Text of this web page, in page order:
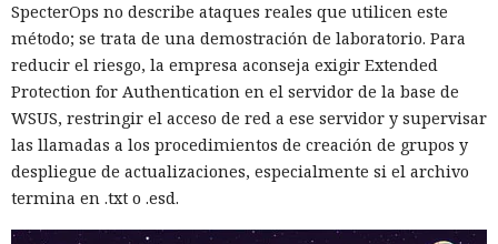
SpecterOps no describe ataques reales que utilicen este
método; se trata de una demostración de laboratorio. Para
reducir el riesgo, la empresa aconseja exigir Extended
Protection for Authentication en el servidor de la base de
WSUS, restringir el acceso de red a ese servidor y supervisar
las llamadas a los procedimientos de creación de grupos y
despliegue de actualizaciones, especialmente si el archivo
termina en .txt o .esd.